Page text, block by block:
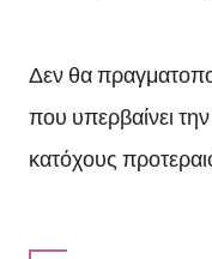
Δεν θα
που υπερβαίνει
κατόχους